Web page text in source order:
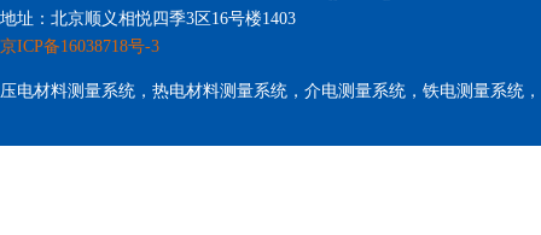
地址：北京顺义相悦四季3区16号楼1403
京ICP备16038718号-3
压电材料测量系统，热电材料测量系统，介电测量系统，铁电测量系统